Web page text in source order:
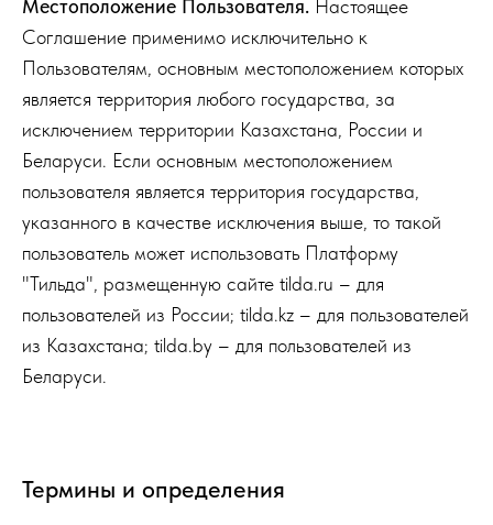
Местоположение Пользователя. Настоящее
Соглашение применимо исключительно к
Пользователям, основным местоположением которых
является территория любого государства, за
исключением территории Казахстана, России и
Беларуси. Если основным местоположением
пользователя является территория государства,
указанного в качестве исключения выше, то такой
пользователь может использовать Платформу
"Тильда", размещенную сайте tilda.ru – для
пользователей из России; tilda.kz – для пользователей
из Казахстана; tilda.by – для пользователей из
Беларуси.
Термины и определения